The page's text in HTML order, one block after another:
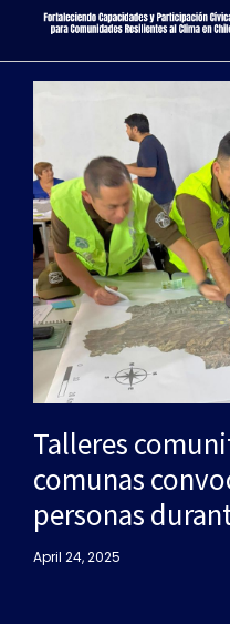
Talleres
comunas
personas
April 24, 2025